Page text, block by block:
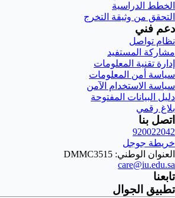
الخطط الدراسية
التحقق من وثيقة التخرج
دعم فني
نظام تواصل
مشاركة المستفيد
إدارة تقنية المعلومات
سياسة أمن المعلومات
سياسة الاستخدام الآمن
دليل البيانات المفتوحة
بلاغ رقمي
اتصل بنا
920022042
خريطة جوجل
العنوان الوطني: DMMC3515
care@iu.edu.sa
تابعنا
تطبيق الجوال